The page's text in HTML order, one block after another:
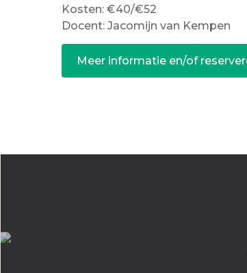
Kosten: €40/€52
Docent: Jacomijn van Kempen
Meer informatie en/of